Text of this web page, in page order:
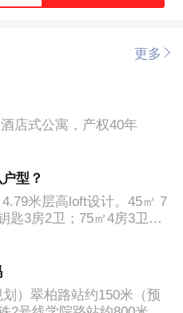
更多
店式公寓，产权40年
型？
米层高loft设计。45㎡ 7
匙3房2卫；75㎡4房3卫客
）翠柏路站约150米（预